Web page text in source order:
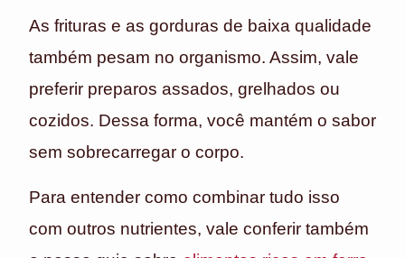
As frituras e as gorduras de baixa qualidade
também pesam no organismo. Assim, vale
preferir preparos assados, grelhados ou
cozidos. Dessa forma, você mantém o sabor
sem sobrecarregar o corpo.
Para entender como combinar tudo isso
com outros nutrientes, vale conferir também